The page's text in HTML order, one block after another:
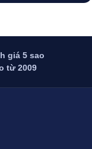
giá 5 sao
từ 2009